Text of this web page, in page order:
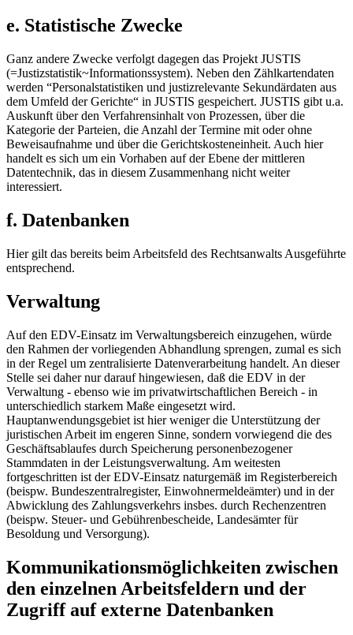
e. Statistische Zwecke
Ganz andere Zwecke verfolgt dagegen das Projekt JUSTIS
(=Justizstatistik~Informationssystem). Neben den Zählkartendaten
werden “Personalstatistiken und justizrelevante Sekundärdaten aus
dem Umfeld der Gerichte“ in JUSTIS gespeichert. JUSTIS gibt u.a.
Auskunft über den Verfahrensinhalt von Prozessen, über die
Kategorie der Parteien, die Anzahl der Termine mit oder ohne
Beweisaufnahme und über die Gerichtskosteneinheit. Auch hier
handelt es sich um ein Vorhaben auf der Ebene der mittleren
Datentechnik, das in diesem Zusammenhang nicht weiter
interessiert.
f. Datenbanken
Hier gilt das bereits beim Arbeitsfeld des Rechtsanwalts Ausgeführte
entsprechend.
Verwaltung
Auf den EDV-Einsatz im Verwaltungsbereich einzugehen, würde
den Rahmen der vorliegenden Abhandlung sprengen, zumal es sich
in der Regel um zentralisierte Datenverarbeitung handelt. An dieser
Stelle sei daher nur darauf hingewiesen, daß die EDV in der
Verwaltung - ebenso wie im privatwirtschaftlichen Bereich - in
unterschiedlich starkem Maße eingesetzt wird.
Hauptanwendungsgebiet ist hier weniger die Unterstützung der
juristischen Arbeit im engeren Sinne, sondern vorwiegend die des
Geschäftsablaufes durch Speicherung personenbezogener
Stammdaten in der Leistungsverwaltung. Am weitesten
fortgeschritten ist der EDV-Einsatz naturgemäß im Registerbereich
(beispw. Bundeszentralregister, Einwohnermeldeämter) und in der
Abwicklung des Zahlungsverkehrs insbes. durch Rechenzentren
(beispw. Steuer- und Gebührenbescheide, Landesämter für
Besoldung und Versorgung).
Kommunikationsmöglichkeiten zwischen
den einzelnen Arbeitsfeldern und der
Zugriff auf externe Datenbanken